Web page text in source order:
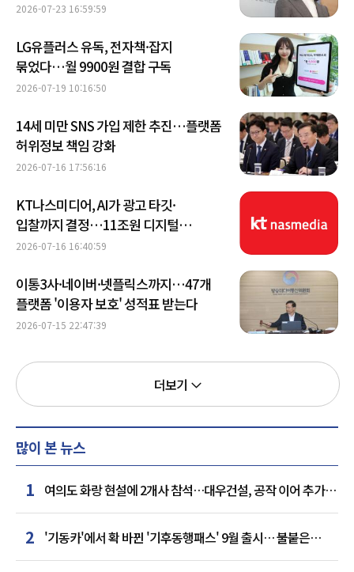
2026-07-23 16:59:59
LG유플러스 유독, 전자책·잡지
묶었다…월 9900원 결합 구독
2026-07-19 10:16:50
14세 미만 SNS 가입 제한 추진…플랫폼
허위정보 책임 강화
2026-07-16 17:56:16
KT나스미디어, AI가 광고 타깃·
입찰까지 결정…11조원 디지털
광고시장 재편
2026-07-16 16:40:59
이통3사·네이버·넷플릭스까지…47개
플랫폼 '이용자 보호' 성적표 받는다
2026-07-15 22:47:39
더보기
많이 본 뉴스
1 여의도 화랑 현설에 2개사 참석…대우건설, 공작 이어 추가
거점 확보하나
2 '기동카'에서 확 바뀐 '기후동행패스' 9월 출시… 불붙은
카드사 경쟁